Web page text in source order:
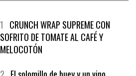
1CRUNCH WRAP SUPREME CON
SOFRITO DE TOMATE AL CAFÉ Y
MELOCOTÓN